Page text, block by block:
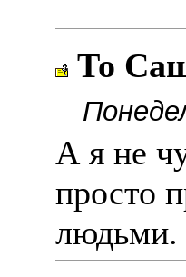
То
А я не
просто
людьми.